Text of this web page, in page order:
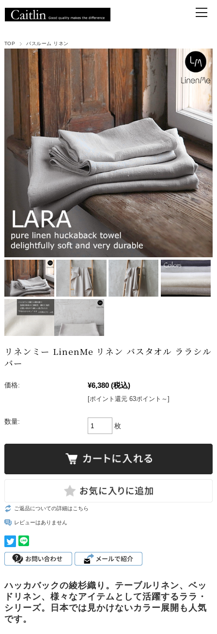
TOP バスルーム リネン
リネンミー LinenMe リネン バスタオル ララシル
バー
価格: ¥6,380 (税込)
[ポイント還元 63ポイント～]
数量:
枚
ご返品についての詳細はこちら
レビューはありません
ハッカバックの綾杉織り。テーブルリネン、ベッ
ドリネン、様々なアイテムとして活躍するララ・
シリーズ。日本では見かけないカラー展開も人気
です。